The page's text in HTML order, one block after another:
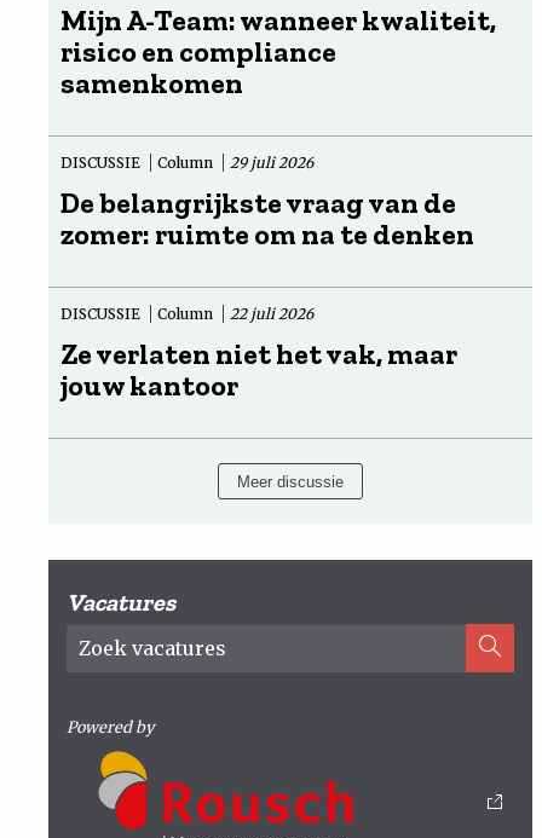
Mijn A-Team: wanneer kwaliteit,
risico en compliance
samenkomen
DISCUSSIE Column 29 juli 2026
De belangrijkste vraag van de
zomer: ruimte om na te denken
DISCUSSIE Column 22 juli 2026
Ze verlaten niet het vak, maar
jouw kantoor
Meer discussie
Vacatures
Powered by